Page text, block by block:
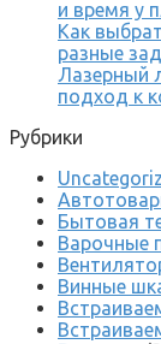
и время у
Как
разные
Лазерный
подход к
Рубрики
Бытовая
Варочные
Винные